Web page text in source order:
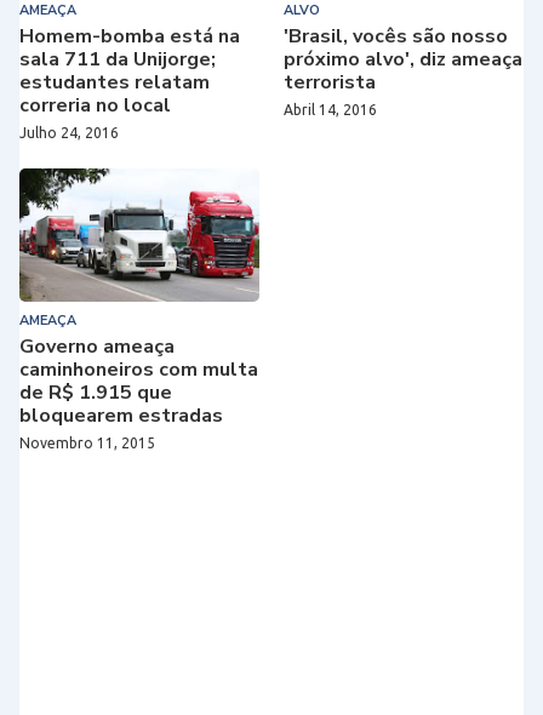
AMEAÇA
Homem-bomba está na
sala 711 da Unijorge;
estudantes relatam
correria no local
Julho 24, 2016
ALVO
'Brasil, vocês são nosso
próximo alvo', diz ameaça
terrorista
Abril 14, 2016
AMEAÇA
Governo ameaça
caminhoneiros com multa
de R$ 1.915 que
bloquearem estradas
Novembro 11, 2015